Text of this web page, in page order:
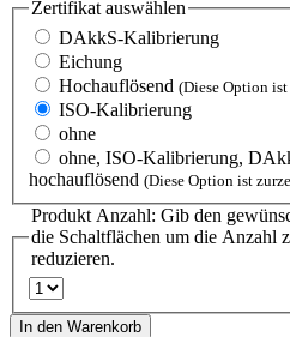
Zertifikat auswählen
DAkkS-Kalibrierung
Eichung
Hochauflösend (Diese Option
ISO-Kalibrierung
ohne
ohne, ISO-Kalibrierung,
hochauflösend (Diese Option ist
Produkt Anzahl: Gib den
die Schaltflächen um die Anzahl
reduzieren.
In den Warenkorb